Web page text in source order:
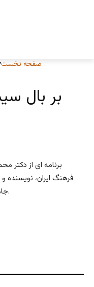
صفحه نخست
بر بال
برنامه ای از دکتر
فرهنگ ایران،
جامعۀ ایرانیان لندن و خارج از کشور می‌باشد.